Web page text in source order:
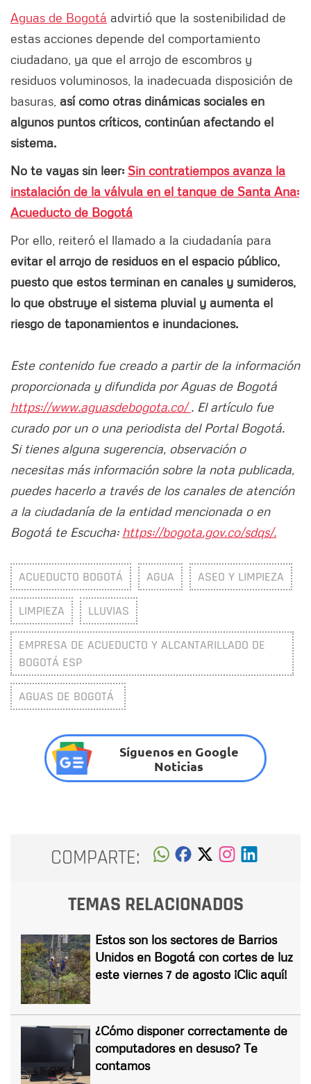
Aguas de Bogotá advirtió que la sostenibilidad de
estas acciones depende del comportamiento
ciudadano, ya que el arrojo de escombros y
residuos voluminosos, la inadecuada disposición de
basuras, así como otras dinámicas sociales en
algunos puntos críticos, continúan afectando el
sistema.
No te vayas sin leer: Sin contratiempos avanza la
instalación de la válvula en el tanque de Santa Ana:
Acueducto de Bogotá
Por ello, reiteró el llamado a la ciudadanía para
evitar el arrojo de residuos en el espacio público,
puesto que estos terminan en canales y sumideros,
lo que obstruye el sistema pluvial y aumenta el
riesgo de taponamientos e inundaciones.
Este contenido fue creado a partir de la información
proporcionada y difundida por Aguas de Bogotá
https://www.aguasdebogota.co/. El artículo fue
curado por un o una periodista del Portal Bogotá.
Si tienes alguna sugerencia, observación o
necesitas más información sobre la nota publicada,
puedes hacerlo a través de los canales de atención
a la ciudadanía de la entidad mencionada o en
Bogotá te Escucha: https://bogota.gov.co/sdqs/.
ACUEDUCTO BOGOTÁ AGUA ASEO Y LIMPIEZA
LIMPIEZA LLUVIAS
EMPRESA DE ACUEDUCTO Y ALCANTARILLADO DE
BOGOTÁ ESP
AGUAS DE BOGOTÁ
Síguenos en Google
Noticias
COMPARTE:
TEMAS RELACIONADOS
Estos son los sectores de Barrios
Unidos en Bogotá con cortes de luz
este viernes 7 de agosto ¡Clic aquí!
¿Cómo disponer correctamente de
computadores en desuso? Te
contamos